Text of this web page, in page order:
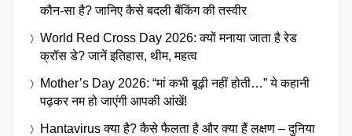
कौन-सा है? जानिए कैसे बदली बैंकिंग की तस्वीर
World Red Cross Day 2026: क्यों मनाया जाता है रेड
क्रॉस डे? जानें इतिहास, थीम, महत्व
Mother’s Day 2026: “मां कभी बूढ़ी नहीं होती…” ये कहानी
पढ़कर नम हो जाएंगी आपकी आंखें!
Hantavirus क्या है? कैसे फैलता है और क्या हैं लक्षण – दुनिया